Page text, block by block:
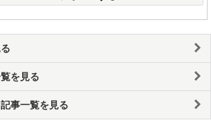
を見る
事一覧を見る